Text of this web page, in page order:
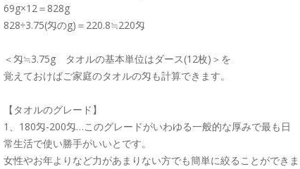
69g×12＝828g
828÷3.75(匁のg)＝220.8≒220匁
＜匁≒3.75g タオルの基本単位はダース(12枚)＞を
覚えておけばご家庭のタオルの匁も計算できます。
【タオルのグレード】
1、180匁-200匁…このグレードがいわゆる一般的な厚みで最も日
常生活で使い勝手がいいとです。
女性やお年よりなど力があまりない方でも簡単に絞ることができま